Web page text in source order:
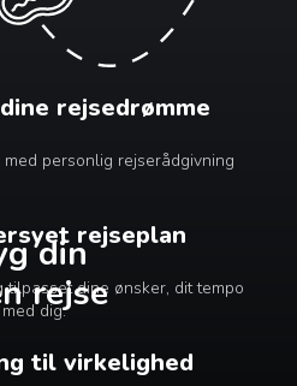
din
rejse
rejsedrømme
personlig rejserådgivning
rejseplan
dine ønsker, dit tempo
dig.
til virkelighed